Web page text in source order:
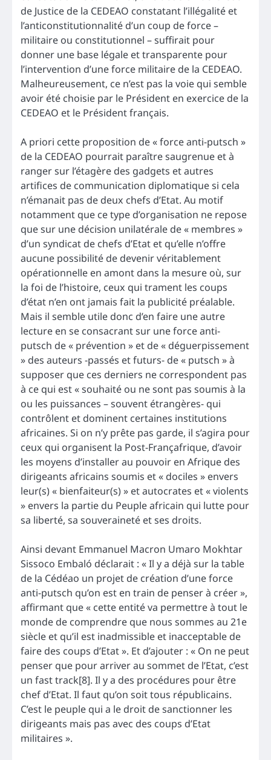
de Justice de la CEDEAO constatant l’illégalité et
l’anticonstitutionnalité d’un coup de force –
militaire ou constitutionnel – suffirait pour
donner une base légale et transparente pour
l’intervention d’une force militaire de la CEDEAO.
Malheureusement, ce n’est pas la voie qui semble
avoir été choisie par le Président en exercice de la
CEDEAO et le Président français.
A priori cette proposition de « force anti-putsch »
de la CEDEAO pourrait paraître saugrenue et à
ranger sur l’étagère des gadgets et autres
artifices de communication diplomatique si cela
n’émanait pas de deux chefs d’Etat. Au motif
notamment que ce type d’organisation ne repose
que sur une décision unilatérale de « membres »
d’un syndicat de chefs d’Etat et qu’elle n’offre
aucune possibilité de devenir véritablement
opérationnelle en amont dans la mesure où, sur
la foi de l’histoire, ceux qui trament les coups
d’état n’en ont jamais fait la publicité préalable.
Mais il semble utile donc d’en faire une autre
lecture en se consacrant sur une force anti-
putsch de « prévention » et de « déguerpissement
» des auteurs -passés et futurs- de « putsch » à
supposer que ces derniers ne correspondent pas
à ce qui est « souhaité ou ne sont pas soumis à la
ou les puissances – souvent étrangères- qui
contrôlent et dominent certaines institutions
africaines. Si on n’y prête pas garde, il s’agira pour
ceux qui organisent la Post-Françafrique, d’avoir
les moyens d’installer au pouvoir en Afrique des
dirigeants africains soumis et « dociles » envers
leur(s) « bienfaiteur(s) » et autocrates et « violents
» envers la partie du Peuple africain qui lutte pour
sa liberté, sa souveraineté et ses droits.
Ainsi devant Emmanuel Macron Umaro Mokhtar
Sissoco Embaló déclarait : « Il y a déjà sur la table
de la Cédéao un projet de création d’une force
anti-putsch qu’on est en train de penser à créer »,
affirmant que « cette entité va permettre à tout le
monde de comprendre que nous sommes au 21e
siècle et qu’il est inadmissible et inacceptable de
faire des coups d’Etat ». Et d’ajouter : « On ne peut
penser que pour arriver au sommet de l’Etat, c’est
un fast track[8]. Il y a des procédures pour être
chef d’Etat. Il faut qu’on soit tous républicains.
C’est le peuple qui a le droit de sanctionner les
dirigeants mais pas avec des coups d’Etat
militaires ».